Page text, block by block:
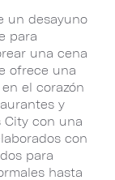
un desayuno
para
una cena
ofrece una
el corazón
y
City con una
con
para
hasta